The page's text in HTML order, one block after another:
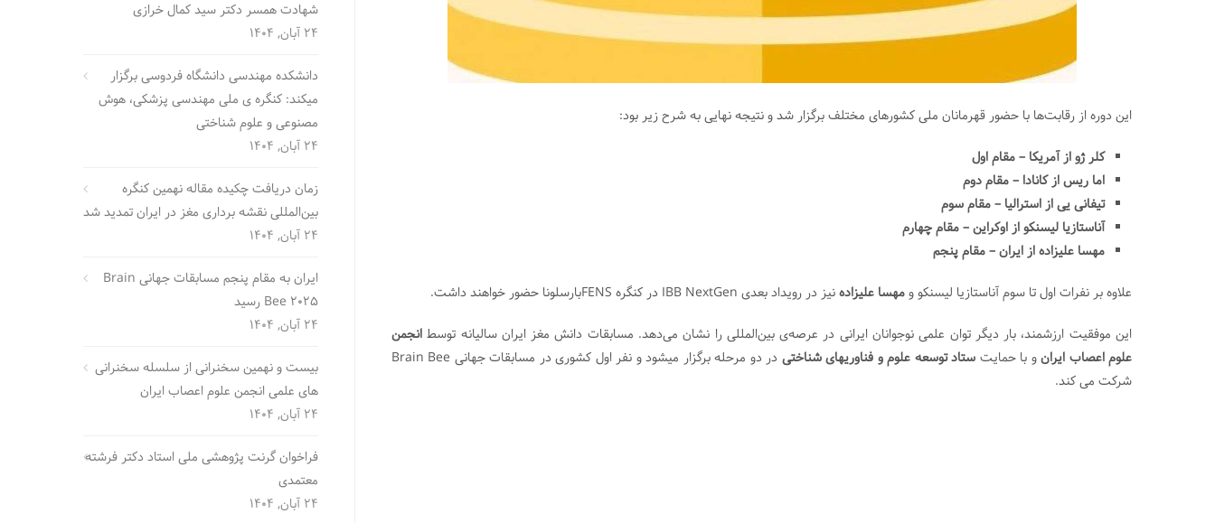
این دوره از رقابت‌ها با حضور قهرمانان ملی کشورهای مختلف برگزار شد و نتیجه نهایی به شرح زیر بود:
کلر ژو از آمریکا – مقام اول
اما ریس از کانادا – مقام دوم
تیفانی یی از استرالیا – مقام سوم
آناستازیا لیسنکو از اوکراین – مقام چهارم
مهسا علیزاده از ایران – مقام پنجم
علاوه بر نفرات اول تا سوم آناستازیا لیسنکو ومهسا علیزادهنیز در رویداد بعدی IBB NextGen در کنگره FENSبارسلونا حضور خواهند داشت.
این موفقیت ارزشمند، بار دیگر توان علمی نوجوانان ایرانی در عرصه‌ی بین‌المللی را نشان می‌دهد. مسابقات دانش مغز ایران سالیانه توسط انجمن
علوم اعصاب ایرانو با حمایت ستاد توسعه علوم و فناوریهای شناختی
در دو مرحله برگزار میشود و‌ نفر اول کشوری در مسابقات جهانی Brain Bee
شرکت می کند.
شهادت همسر دکتر سید کمال خرازی
24 آبان, 1404
دانشکده مهندسی دانشگاه فردوسی برگزار
میکند: کنگره ی ملی مهندسی پزشکی، هوش
مصنوعی و علوم شناختی
24 آبان, 1404
زمان دریافت چکیده مقاله نهمین کنگره
بین‌المللی نقشه برداری مغز در ایران تمدید شد
24 آبان, 1404
ایران به مقام پنجم مسابقات جهانی Brain
Bee 2025 رسید
24 آبان, 1404
بیست و نهمین سخنرانی از سلسله سخنرانی
های علمی انجمن علوم اعصاب ایران
24 آبان, 1404
فراخوان گرنت پژوهشی ملی استاد دکتر فرشته
معتمدی
24 آبان, 1404